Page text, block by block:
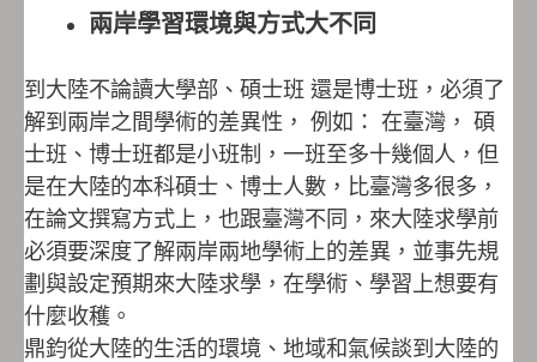
兩岸學習環境與方式大不同
到大陸不論讀大學部、碩士班 還是博士班，必須了
解到兩岸之間學術的差異性， 例如： 在臺灣， 碩
士班、博士班都是小班制，一班至多十幾個人，但
是在大陸的本科碩士、博士人數，比臺灣多很多，
在論文撰寫方式上，也跟臺灣不同，來大陸求學前
必須要深度了解兩岸兩地學術上的差異，並事先規
劃與設定預期來大陸求學，在學術、學習上想要有
什麼收穫。
鼎鈞從大陸的生活的環境、地域和氣候談到大陸的